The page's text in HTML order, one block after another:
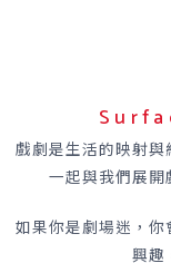
戲劇是生活的映射與
一起與我們展開
如果你是劇場迷，
興趣